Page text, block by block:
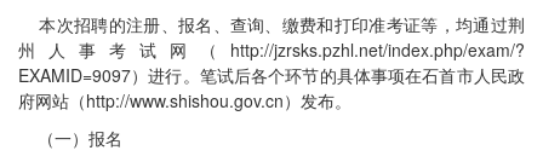
本次招聘的注册、报名、查询、缴费和打印准考证等，均通过荆
州人事考试网（http://jzrsks.pzhl.net/index.php/exam/?
EXAMID=9097）进行。笔试后各个环节的具体事项在石首市人民政
府网站（http://www.shishou.gov.cn）发布。
（一）报名